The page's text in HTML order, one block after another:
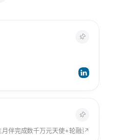
伴完成数千万元天使+轮融资
↗